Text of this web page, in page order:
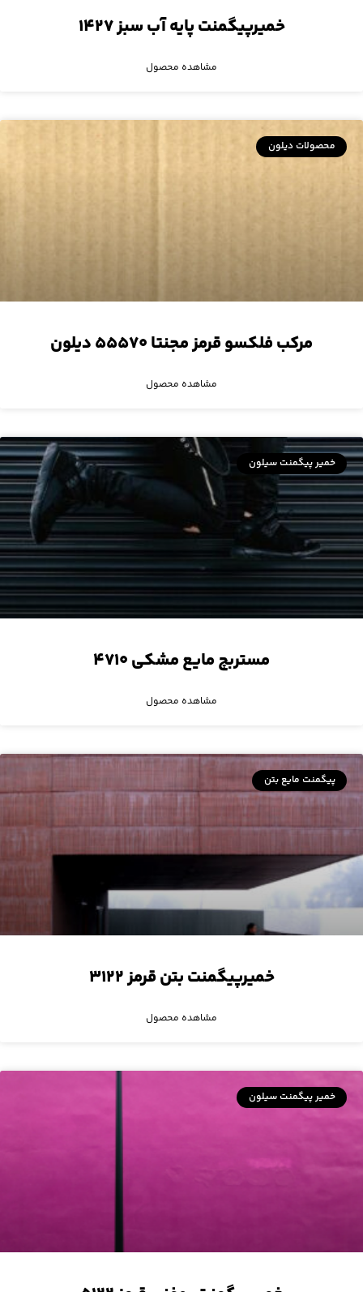
خمیرپیگمنت پایه آب سبز ۱۴۲۷
مشاهده محصول
محصولات دیلون
مرکب فلکسو قرمز مجنتا ۵۵۵۷۰ دیلون
مشاهده محصول
خمیر پیگمنت سیلون
مستربچ مایع مشکی ۴۷۱۰
مشاهده محصول
پیگمنت مایع بتن
خمیرپیگمنت بتن قرمز ۳۱۲۲
مشاهده محصول
خمیر پیگمنت سیلون